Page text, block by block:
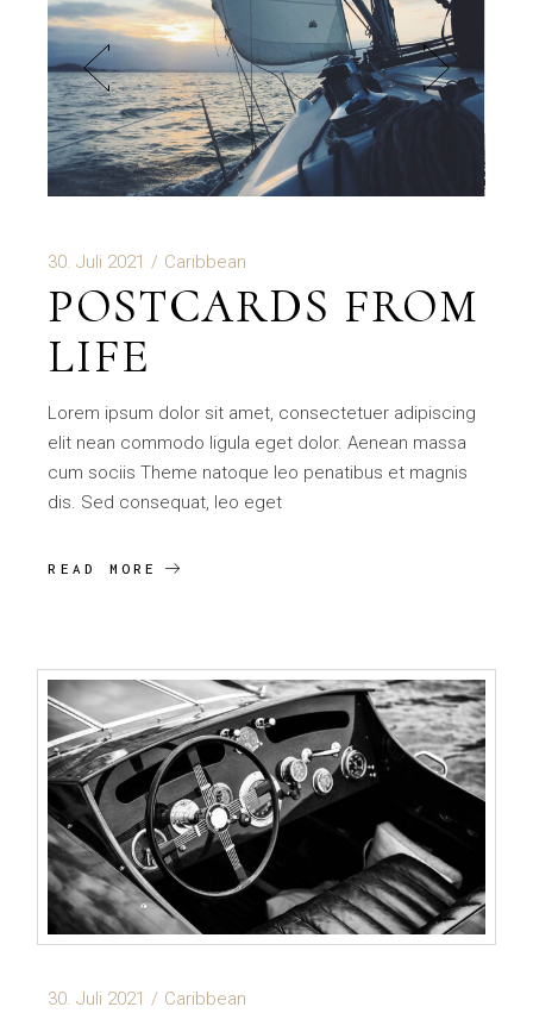
30. Juli 2021 Caribbean
POSTCARDS FROM
LIFE
Lorem ipsum dolor sit amet, consectetuer adipiscing
elit nean commodo ligula eget dolor. Aenean massa
cum sociis Theme natoque leo penatibus et magnis
dis. Sed consequat, leo eget
READ MORE
30. Juli 2021 Caribbean